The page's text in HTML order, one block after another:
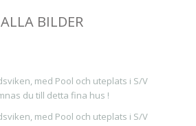
ALLA BILDER